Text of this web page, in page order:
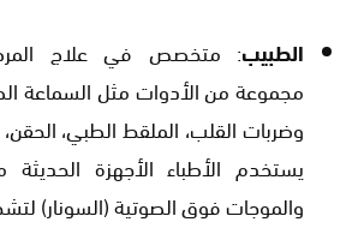
الطبيب: متخصص في علاج
مجموعة من الأدوات مثل السماعة
وضربات القلب، الملقط الطبي،
يستخدم الأطباء الأجهزة
والموجات فوق الصوتية (السونار)